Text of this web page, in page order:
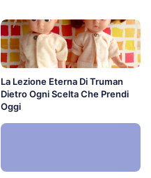
La Lezione Eterna Di Truman
Dietro Ogni Scelta Che Prendi
Oggi